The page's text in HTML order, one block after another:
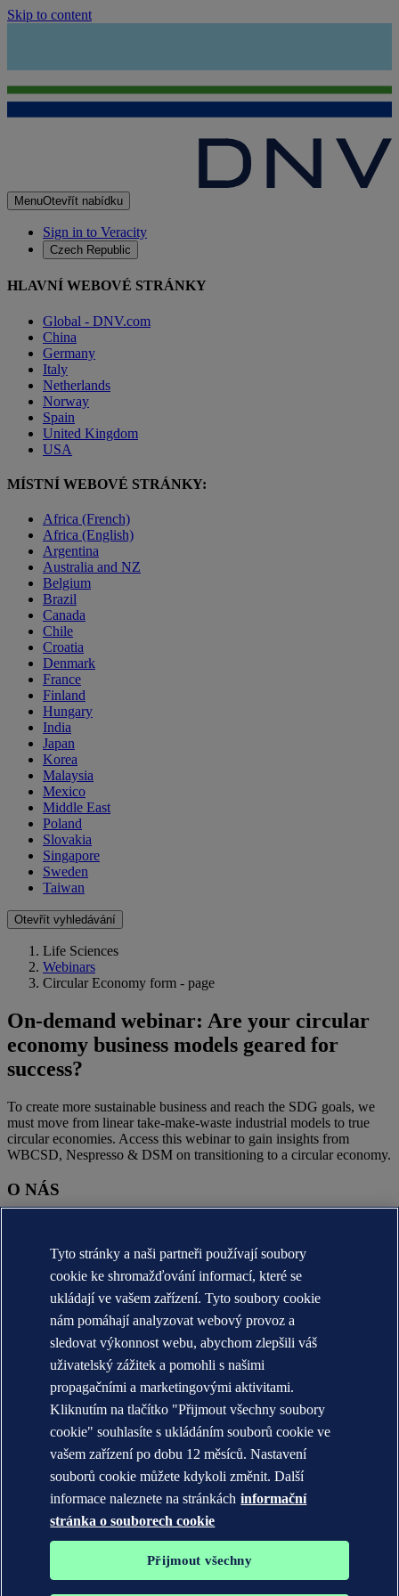
Skip to content
MenuOtevřít nabídku
Sign in to Veracity
Czech Republic
HLAVNÍ WEBOVÉ STRÁNKY
Global - DNV.com
China
Germany
Italy
Netherlands
Norway
Spain
United Kingdom
USA
MÍSTNÍ WEBOVÉ STRÁNKY:
Africa (French)
Africa (English)
Argentina
Australia and NZ
Belgium
Brazil
Canada
Chile
Croatia
Denmark
France
Finland
Hungary
India
Japan
Korea
Malaysia
Mexico
Middle East
Poland
Slovakia
Singapore
Sweden
Taiwan
Otevřít vyhledávání
Life Sciences
Webinars
Circular Economy form - page
On-demand webinar: Are your circular
economy business models geared for
success?
To create more sustainable business and reach the SDG goals, we
must move from linear take-make-waste industrial models to true
circular economies. Access this webinar to gain insights from
WBCSD, Nespresso & DSM on transitioning to a circular economy.
O NÁS
Stručná historie (globální)
Annual reports
KONTAKT:
Seznamte se s týmem DNV
Prohlášení o ochraně soukromí
Podmínky použití
Copyright © DNV AS 2026
Informace o cookies
Tyto stránky a naši partneři používají soubory
cookie ke shromažďování informací, které se
ukládají ve vašem zařízení. Tyto soubory cookie
nám pomáhají analyzovat webový provoz a
sledovat výkonnost webu, abychom zlepšili váš
uživatelský zážitek a pomohli s našimi
propagačními a marketingovými aktivitami.
Kliknutím na tlačítko "Přijmout všechny soubory
cookie" souhlasíte s ukládáním souborů cookie ve
vašem zařízení po dobu 12 měsíců. Nastavení
souborů cookie můžete kdykoli změnit. Další
informace naleznete na stránkách informační
stránka o souborech cookie
Přijmout všechny